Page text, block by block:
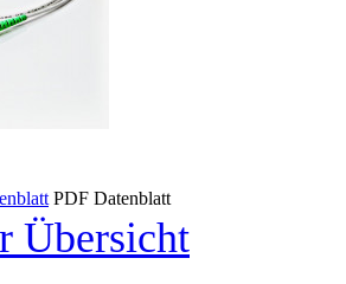
PDF Datenblatt
Übersicht